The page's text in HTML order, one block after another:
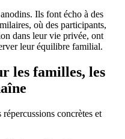
Ils font écho à des
où des participants,
dans leur vie privée, ont
leur équilibre familial.
les familles, les
concrètes et